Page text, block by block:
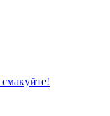
смакуйте!